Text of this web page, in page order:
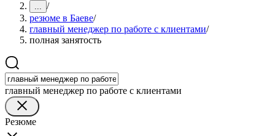
... /
резюме в Баеве/
главный менеджер по работе с клиентами/
полная занятость
главный менеджер по работе с клиентами
Резюме